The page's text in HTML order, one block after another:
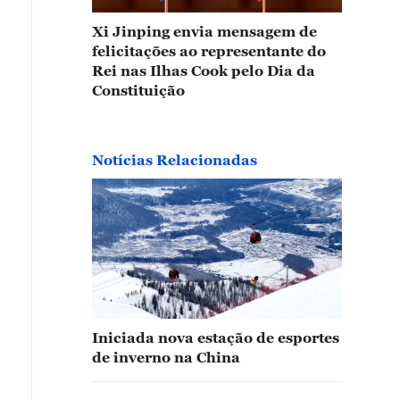
Xi Jinping envia mensagem de
felicitações ao representante do
Rei nas Ilhas Cook pelo Dia da
Constituição
Notícias Relacionadas
Iniciada nova estação de esportes
de inverno na China